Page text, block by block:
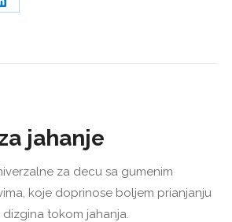
jahanje
za decu sa gumenim
koje doprinose boljem prianjanju
tokom jahanja.